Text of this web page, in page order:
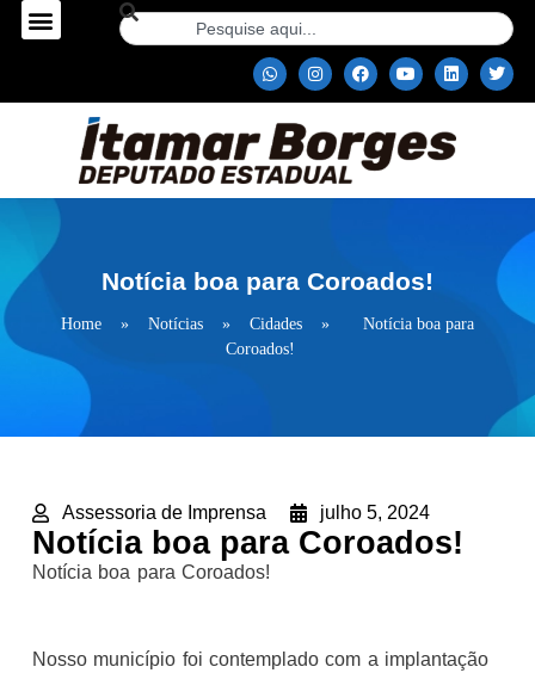
Notícia boa para Coroados!
Home » Notícias » Cidades »
Notícia boa para
Coroados!
Assessoria de Imprensa julho 5, 2024
Notícia boa para Coroados!
Notícia boa para Coroados!
Nosso município foi contemplado com a implantação